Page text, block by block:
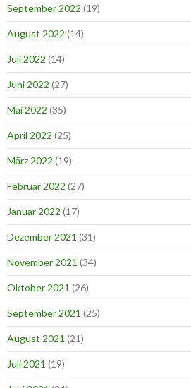
September 2022 (19)
August 2022 (14)
Juli 2022 (14)
Juni 2022 (27)
Mai 2022 (35)
April 2022 (25)
März 2022 (19)
Februar 2022 (27)
Januar 2022 (17)
Dezember 2021 (31)
November 2021 (34)
Oktober 2021 (26)
September 2021 (25)
August 2021 (21)
Juli 2021 (19)